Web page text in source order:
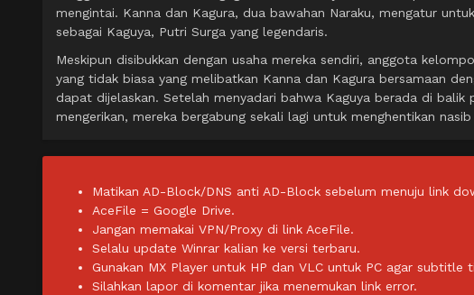
mengintai. Kanna dan Kagura, dua bawahan Naraku, mengatur
sebagai Kaguya, Putri Surga yang legendaris.
Meskipun disibukkan dengan usaha mereka sendiri, anggota
yang tidak biasa yang melibatkan Kanna dan Kagura bersamaan
dapat dijelaskan. Setelah menyadari bahwa Kaguya berada di
mengerikan, mereka bergabung sekali lagi untuk menghentikan
Matikan AD-Block/DNS anti AD-Block sebelum menuju link
AceFile = Google Drive.
Jangan memakai VPN/Proxy di link AceFile.
Selalu update Winrar kalian ke versi terbaru.
Gunakan MX Player untuk HP dan VLC untuk PC agar subtitle
Silahkan lapor di komentar jika menemukan link error.